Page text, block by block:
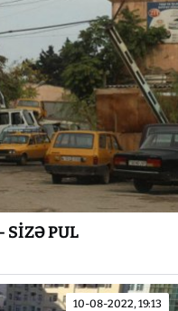
PUL
10-08-2022, 19:13